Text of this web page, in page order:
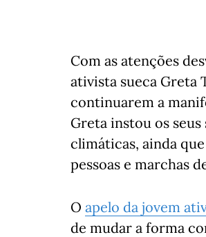
Com as atenções
ativista sueca Greta
continuarem a
Greta instou os
climáticas, ainda
pessoas e marchas
O apelo da jovem
de mudar a forma